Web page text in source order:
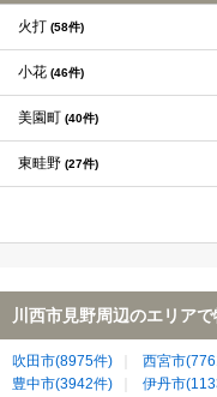
火打 (58件)
小花 (46件)
美園町 (40件)
東畦野 (27件)
川西市見野周辺のエリア
吹田市(8975件) 西宮市
豊中市(3942件)
伊丹市